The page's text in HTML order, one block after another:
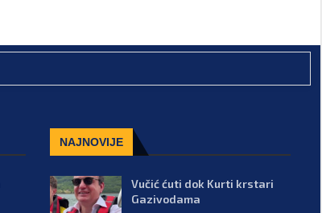
NAJNOVIJE
Vučić ćuti dok Kurti krstari
Gazivodama